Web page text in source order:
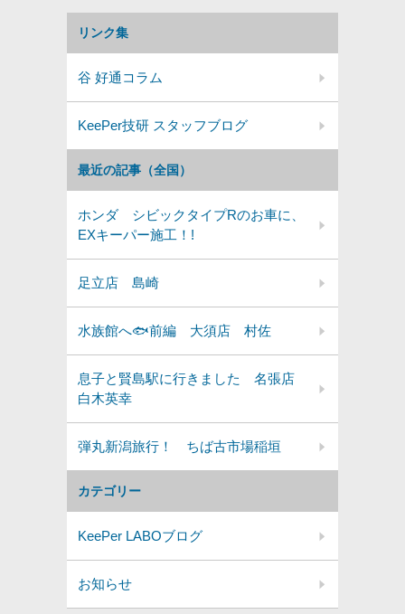
カテゴリー
KeePer LABOブログ
お知らせ
最近の記事（全国）
ホンダ シビックタイプRのお車に、
EXキーパー施工！!
足立店 島崎
水族館へ🐟前編 大須店 村佐
息子と賢島駅に行きました 名張店
白木英幸
弾丸新潟旅行！ ちば古市場稲垣
リンク集
谷 好通コラム
KeePer技研 スタッフブログ